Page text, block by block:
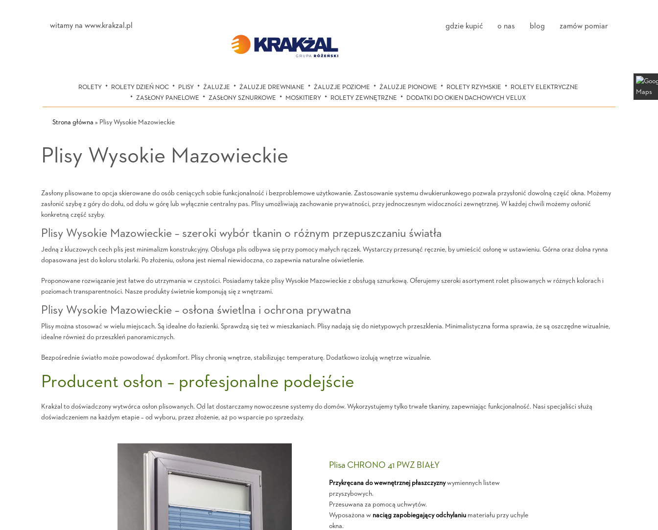
witamy na www.krakzal.pl gdzie kupić o nas blog zamów pomiar
ROLETY ROLETY DZIEŃ NOC PLISY ŻALUZJE ŻALUZJE DREWNIANE ŻALUZJE POZIOME ŻALUZJE PIONOWE ROLETY RZYMSKIE
ROLETY ELEKTRYCZNE
ZASŁONY PANELOWE
ZASŁONY SZNURKOWE MOSKITIERY ROLETY ZEWNĘTRZNE DODATKI DO OKIEN DACHOWYCH VELUX
Strona główna » Plisy Wysokie Mazowieckie
Plisy Wysokie Mazowieckie
Zasłony plisowane to opcja skierowane do osób ceniących sobie funkcjonalność i bezproblemowe użytkowanie. Zastosowanie systemu dwukierunkowego pozwala przysłonić dowolną część okna. Możemy
zasłonić szybę z góry do dołu, od dołu w górę lub wyłącznie centralny pas. Plisy umożliwiają zachowanie prywatności, przy jednoczesnym widoczności zewnętrznej. W każdej chwili możemy osłonić
konkretną część szyby.
Plisy Wysokie Mazowieckie – szeroki wybór tkanin o różnym przepuszczaniu światła
Jedną z kluczowych cech plis jest minimalizm konstrukcyjny. Obsługa plis odbywa się przy pomocy małych rączek. Wystarczy przesunąć ręcznie, by umieścić osłonę w ustawieniu. Górna oraz dolna rynna
dopasowana jest do koloru stolarki. Po złożeniu, osłona jest niemal niewidoczna, co zapewnia naturalne oświetlenie.
Proponowane rozwiązanie jest łatwe do utrzymania w czystości. Posiadamy także plisy Wysokie Mazowieckie z obsługą sznurkową. Oferujemy szeroki asortyment rolet plisowanych w różnych kolorach i
poziomach transparentności. Nasze produkty świetnie komponują się z wnętrzami.
Plisy Wysokie Mazowieckie – osłona świetlna i ochrona prywatna
Plisy można stosować w wielu miejscach. Są idealne do łazienki. Sprawdzą się też w mieszkaniach. Plisy nadają się do nietypowych przeszklenia. Minimalistyczna forma sprawia, że są oszczędne wizualnie,
idealne również do przeszkleń panoramicznych.
Bezpośrednie światło może powodować dyskomfort. Plisy chronią wnętrze, stabilizując temperaturę. Dodatkowo izolują wnętrze wizualnie.
Producent osłon – profesjonalne podejście
Krakżal to doświadczony wytwórca osłon plisowanych. Od lat dostarczamy nowoczesne systemy do domów. Wykorzystujemy tylko trwałe tkaniny, zapewniając funkcjonalność. Nasi specjaliści służą
doświadczeniem na każdym etapie – od wyboru, przez złożenie, aż po wsparcie po sprzedaży.
Plisa CHRONO 41 PWZ BIAŁY
Przykręcana do wewnętrznej płaszczyznywymiennych listew
przyszybowych.
Przesuwana za pomocą uchwytów.
Wyposażona w naciąg zapobiegający odchylaniumateriału przy uchyle
okna.